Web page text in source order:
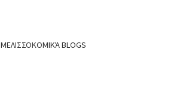
ΜΕΛΙΣΣΟΚΟΜΙΚΆ BLOGS